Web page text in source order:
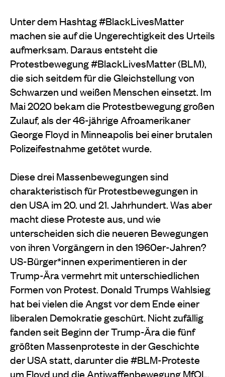
Unter dem Hashtag #BlackLivesMatter
machen sie auf die Ungerechtigkeit des Urteils
aufmerksam. Daraus entsteht die
Protestbewegung #BlackLivesMatter (BLM),
die sich seitdem für die Gleichstellung von
Schwarzen und weißen Menschen einsetzt. Im
Mai 2020 bekam die Protestbewegung großen
Zulauf, als der 46-jährige Afroamerikaner
George Floyd in Minneapolis bei einer brutalen
Polizeifestnahme getötet wurde.
Diese drei Massenbewegungen sind
charakteristisch für Protestbewegungen in
den USA im 20. und 21. Jahrhundert. Was aber
macht diese Proteste aus, und wie
unterscheiden sich die neueren Bewegungen
von ihren Vorgängern in den 1960er-Jahren?
US-Bürger*innen experimentieren in der
Trump-Ära vermehrt mit unterschiedlichen
Formen von Protest. Donald Trumps Wahlsieg
hat bei vielen die Angst vor dem Ende einer
liberalen Demokratie geschürt. Nicht zufällig
fanden seit Beginn der Trump-Ära die fünf
größten Massenproteste in der Geschichte
der USA statt, darunter die #BLM-Proteste
um Floyd und die Antiwaffenbewegung MfOL.